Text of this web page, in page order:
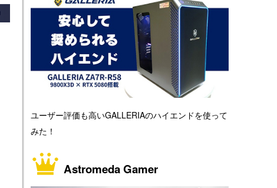
ユーザー評価も高いGALLERIAのハイエンドを使って
みた！
Astromeda Gamer